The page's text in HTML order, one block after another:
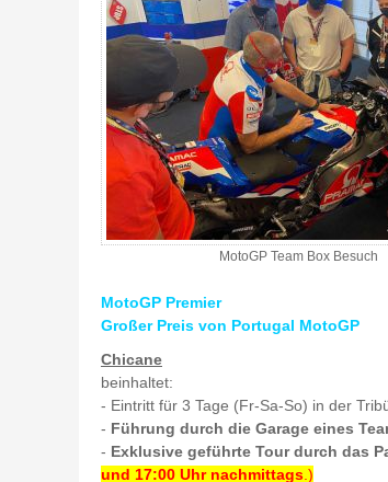
MotoGP Team Box Besuch
MotoGP Premier
Großer Preis von Portugal MotoGP
Chicane
beinhaltet:
- Eintritt für 3 Tage (Fr-Sa-So) in der
- Führung durch die Garage eines
- Exklusive geführte Tour durch das
und 17:00 Uhr nachmittags .)